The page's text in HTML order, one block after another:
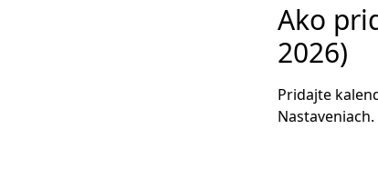
Ako
2026)
Pridajte